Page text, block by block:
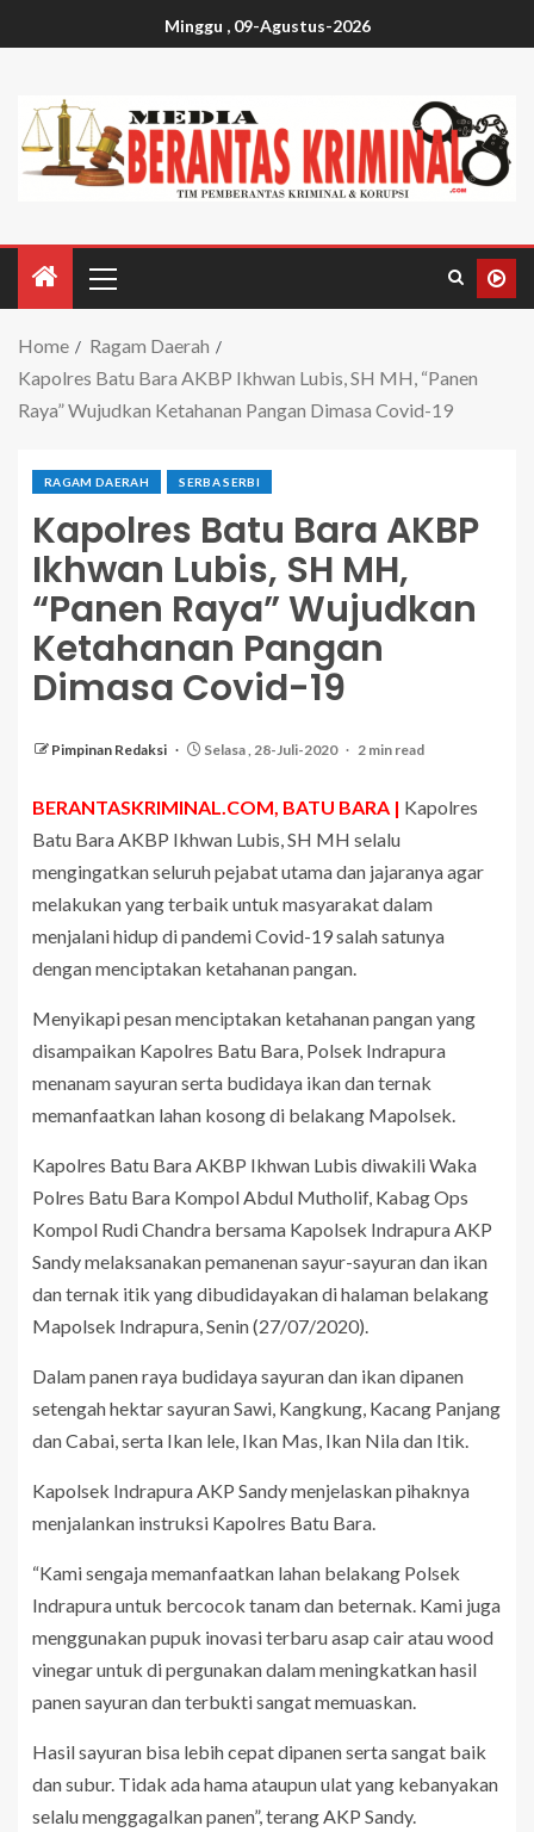
Minggu , 09-Agustus-2026
Home
Ragam Daerah
Kapolres Batu Bara AKBP Ikhwan Lubis, SH MH, “Panen
Raya” Wujudkan Ketahanan Pangan Dimasa Covid-19
RAGAM DAERAH SERBA SERBI
Kapolres Batu Bara AKBP
Ikhwan Lubis, SH MH,
“Panen Raya” Wujudkan
Ketahanan Pangan
Dimasa Covid-19
Pimpinan Redaksi Selasa , 28-Juli-2020 2 min read
BERANTASKRIMINAL.COM, BATU BARA | Kapolres
Batu Bara AKBP Ikhwan Lubis, SH MH selalu
mengingatkan seluruh pejabat utama dan jajaranya agar
melakukan yang terbaik untuk masyarakat dalam
menjalani hidup di pandemi Covid-19 salah satunya
dengan menciptakan ketahanan pangan.
Menyikapi pesan menciptakan ketahanan pangan yang
disampaikan Kapolres Batu Bara, Polsek Indrapura
menanam sayuran serta budidaya ikan dan ternak
memanfaatkan lahan kosong di belakang Mapolsek.
Kapolres Batu Bara AKBP Ikhwan Lubis diwakili Waka
Polres Batu Bara Kompol Abdul Mutholif, Kabag Ops
Kompol Rudi Chandra bersama Kapolsek Indrapura AKP
Sandy melaksanakan pemanenan sayur-sayuran dan ikan
dan ternak itik yang dibudidayakan di halaman belakang
Mapolsek Indrapura, Senin (27/07/2020).
Dalam panen raya budidaya sayuran dan ikan dipanen
setengah hektar sayuran Sawi, Kangkung, Kacang Panjang
dan Cabai, serta Ikan lele, Ikan Mas, Ikan Nila dan Itik.
Kapolsek Indrapura AKP Sandy menjelaskan pihaknya
menjalankan instruksi Kapolres Batu Bara.
“Kami sengaja memanfaatkan lahan belakang Polsek
Indrapura untuk bercocok tanam dan beternak. Kami juga
menggunakan pupuk inovasi terbaru asap cair atau wood
vinegar untuk di pergunakan dalam meningkatkan hasil
panen sayuran dan terbukti sangat memuaskan.
Hasil sayuran bisa lebih cepat dipanen serta sangat baik
dan subur. Tidak ada hama ataupun ulat yang kebanyakan
selalu menggagalkan panen”, terang AKP Sandy.